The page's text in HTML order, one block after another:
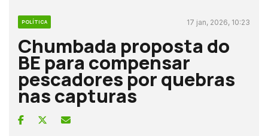
POLÍTICA 17 jan, 2026, 10:23
Chumbada proposta do
BE para compensar
pescadores por quebras
nas capturas